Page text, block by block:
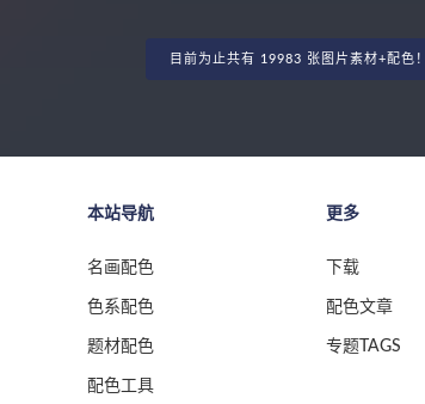
目前为止共有 19983 张图片素材+配色！
本站导航
名画配色
色系配色
题材配色
配色工具
更多
下载
配色文章
专题TAGS